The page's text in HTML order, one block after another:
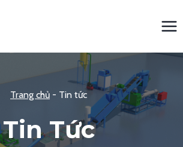
Trang chủ - Tin tức
Tin Tức